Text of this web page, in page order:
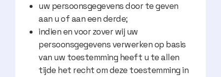
uw persoonsgegevens door te geven
aan u of aan een derde;
indien en voor zover wij uw
persoonsgegevens verwerken op basis
van uw toestemming heeft u te allen
tijde het recht om deze toestemming in